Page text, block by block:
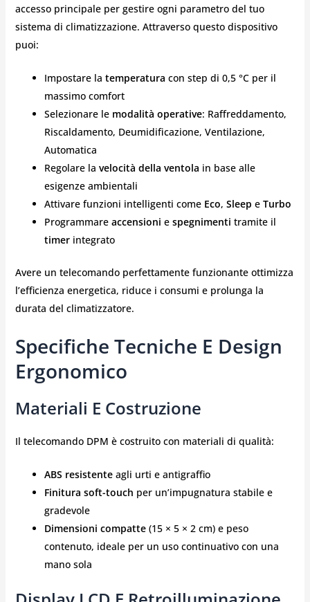
accesso principale per gestire ogni parametro del tuo
sistema di climatizzazione. Attraverso questo dispositivo
puoi:
Impostare la temperatura con step di 0,5 °C per il
massimo comfort
Selezionare le modalità operative: Raffreddamento,
Riscaldamento, Deumidificazione, Ventilazione,
Automatica
Regolare la velocità della ventola in base alle
esigenze ambientali
Attivare funzioni intelligenti come Eco, Sleep e Turbo
Programmare accensioni e spegnimenti tramite il
timerintegrato
Avere un telecomando perfettamente funzionante ottimizza
l’efficienza energetica, riduce i consumi e prolunga la
durata del climatizzatore.
Specifiche Tecniche E Design
Ergonomico
Materiali E Costruzione
Il telecomando DPM è costruito con materiali di qualità:
ABS resistenteagli urti e antigraffio
Finitura soft-touch per un’impugnatura stabile e
gradevole
Dimensioni compatte(15 × 5 × 2 cm) e peso
contenuto, ideale per un uso continuativo con una
mano sola